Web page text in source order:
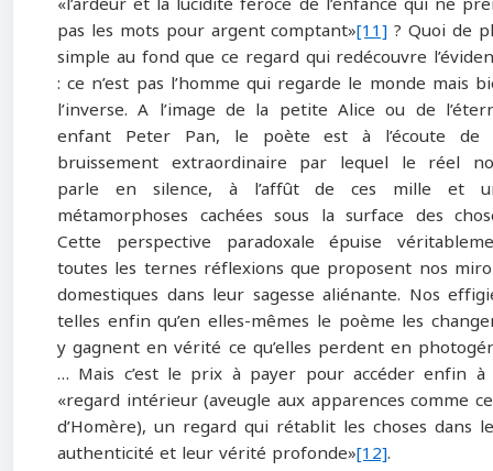
pas les mots pour argent comptant»[11] ? Quoi de
simple au fond que ce regard qui redécouvre
: ce n’est pas l’homme qui regarde le monde mais
l’inverse. A l’image de la petite Alice ou de
enfant Peter Pan, le poète est à l’écoute de
bruissement extraordinaire par lequel le réel
parle en silence, à l’affût de ces mille et
métamorphoses cachées sous la surface des
Cette perspective paradoxale épuise
toutes les ternes réflexions que proposent nos
domestiques dans leur sagesse aliénante. Nos
telles enfin qu’en elles-mêmes le poème les
y gagnent en vérité ce qu’elles perdent en
… Mais c’est le prix à payer pour accéder enfin à
«regard intérieur (aveugle aux apparences comme
d’Homère), un regard qui rétablit les choses dans
authenticité et leur vérité profonde»[12].